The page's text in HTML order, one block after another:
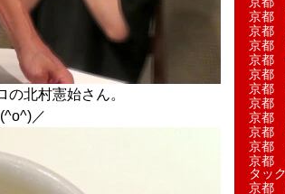
北村憲始さん。
／
京都
京都
京都
京都
京都
京都
京都
京都
京都
京都
京都
タッ
京都